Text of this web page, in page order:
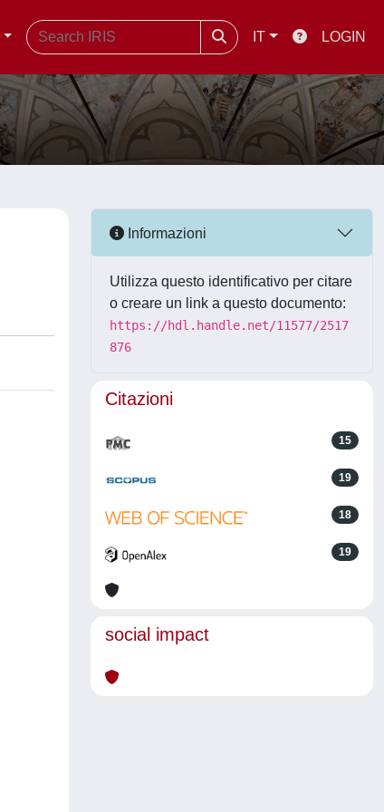
IT LOGIN
Informazioni
Utilizza questo identificativo per citare
o creare un link a questo documento:
https://hdl.handle.net/11577/2517
876
Citazioni
15
19
18
19
social impact